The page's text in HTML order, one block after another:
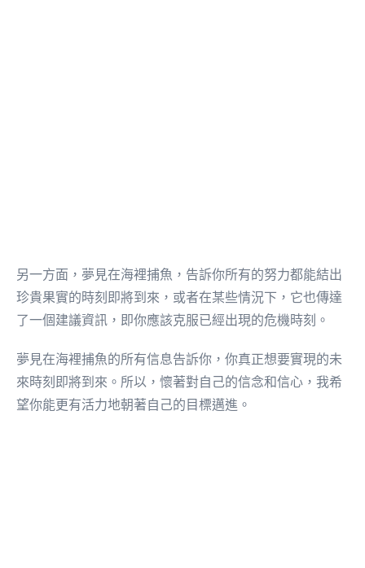
另一方面，夢見在海裡捕魚，告訴你所有的努力都能結出
珍貴果實的時刻即將到來，或者在某些情況下，它也傳達
了一個建議資訊，即你應該克服已經出現的危機時刻。
夢見在海裡捕魚的所有信息告訴你，你真正想要實現的未
來時刻即將到來。所以，懷著對自己的信念和信心，我希
望你能更有活力地朝著自己的目標邁進。